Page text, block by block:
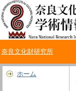
奈良文化財研究所
ホーム